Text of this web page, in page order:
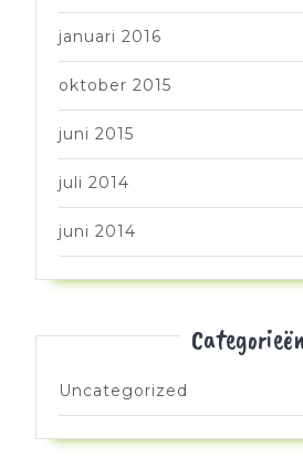
januari 2016
oktober 2015
juni 2015
juli 2014
juni 2014
Uncategorized